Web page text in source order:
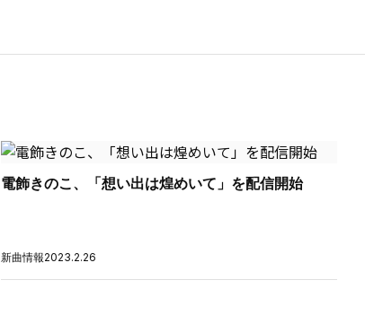
電飾きのこ、「想い出は煌めいて」を配信開始
新曲情報2023.2.26